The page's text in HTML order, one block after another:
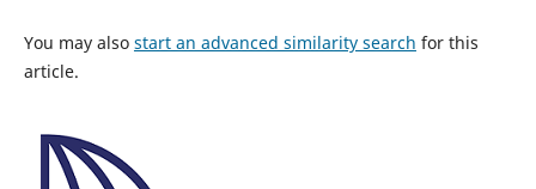
You may also start an advanced similarity search for this
article.